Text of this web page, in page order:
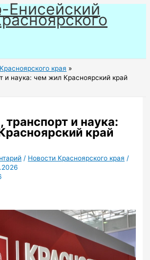
Енисейский
края
и наука: чем жил Красноярский край
транспорт и наука:
край
/ Новости Красноярского края /